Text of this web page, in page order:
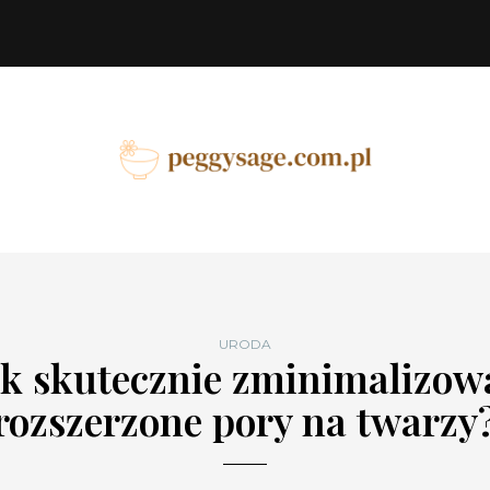
URODA
skutecznie
pory na